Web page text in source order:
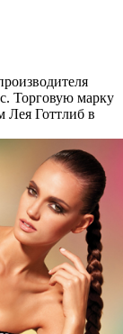
Торговую марку
Лея Готтлиб в